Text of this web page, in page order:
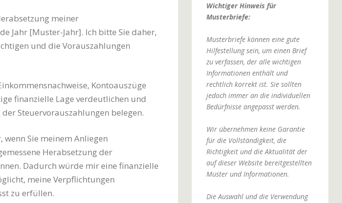
meiner
Jahr [Muster-Jahr]. Ich bitte Sie daher,
und die Vorauszahlungen
Kontoauszüge
finanzielle Lage verdeutlichen und
Steuervorauszahlungen belegen.
Sie meinem Anliegen
Herabsetzung der
Dadurch würde mir eine finanzielle
meine Verpflichtungen
zu erfüllen.
Wichtiger Hinweis für
Musterbriefe:
Musterbriefe können eine gute
Hilfestellung sein, um einen Brief
zu verfassen, der alle wichtigen
Informationen enthält und
rechtlich korrekt ist. Sie sollten
jedoch immer an die individuellen
Bedürfnisse angepasst werden.
Wir übernehmen keine Garantie
für die Vollständigkeit, die
Richtigkeit und die Aktualität der
auf dieser Website bereitgestellten
Muster und Informationen.
Die Auswahl und die Verwendung